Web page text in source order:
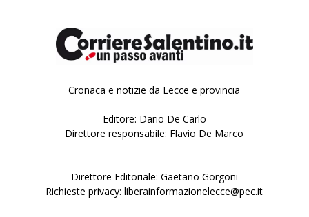
Cronaca e notizie da Lecce e provincia
Editore: Dario De Carlo
Direttore responsabile: Flavio De Marco
Direttore Editoriale: Gaetano Gorgoni
Richieste privacy: liberainformazionelecce@pec.it